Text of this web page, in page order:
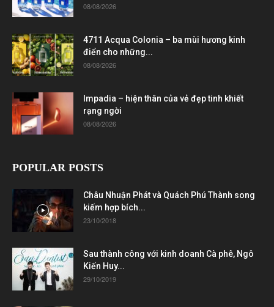
08/08/2026
4711 Acqua Colonia – ba mùi hương kinh
điển cho những...
08/08/2026
Impadia – hiện thân của vẻ đẹp tinh khiết
rạng ngời
08/08/2026
POPULAR POSTS
Châu Nhuận Phát và Quách Phú Thành song
kiếm hợp bích...
23/10/2018
Sau thành công với kinh doanh Cà phê, Ngô
Kiến Huy...
29/10/2019